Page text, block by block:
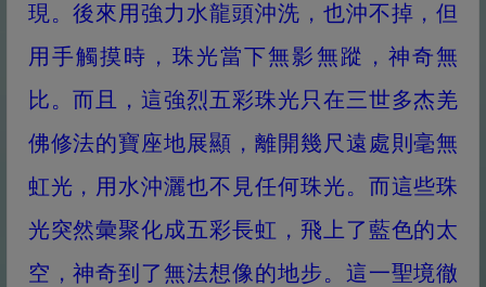
現。後來用強力水龍頭沖洗，也沖不掉，但
用手觸摸時，珠光當下無影無蹤，神奇無
比。而且，這強烈五彩珠光只在三世多杰羌
佛修法的寶座地展顯，離開幾尺遠處則毫無
虹光，用水沖灑也不見任何珠光。而這些珠
光突然彙聚化成五彩長虹，飛上了藍色的太
空，神奇到了無法想像的地步。這一聖境徹